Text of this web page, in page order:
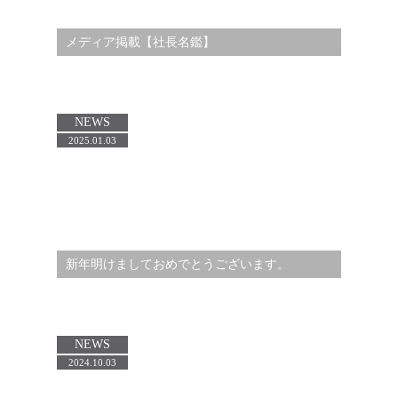
メディア掲載【社長名鑑】
新年明けましておめでとうございます。
NEWS
2025.01.03
NEWS
2024.10.03